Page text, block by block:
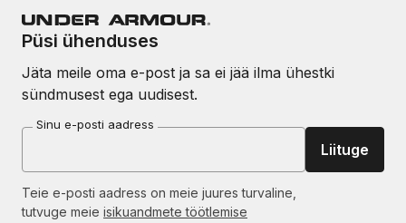
Püsi ühenduses
Jäta meile oma e-post ja sa ei jää ilma ühestki
sündmusest ega uudisest.
Sinu e-posti aadress
Liituge
Teie e-posti aadress on meie juures turvaline,
tutvuge meie isikuandmete töötlemise